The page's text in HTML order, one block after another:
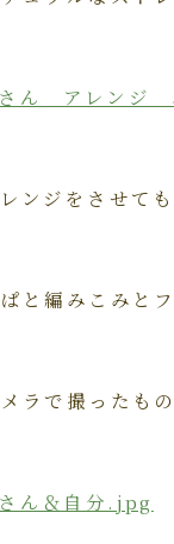
ンジをさせて
と編みこみと
ラで撮ったも